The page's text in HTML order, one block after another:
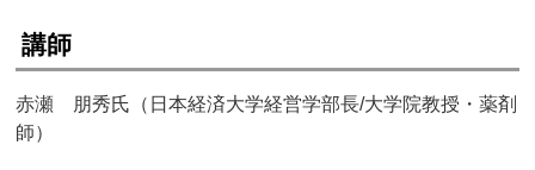
講師
赤瀬 朋秀氏（日本経済大学経営学部長/大学院教授・薬剤
師）